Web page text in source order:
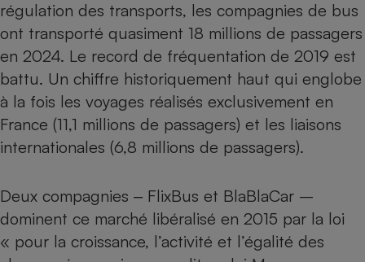
régulation des transports, les compagnies de bus
ont transporté quasiment 18 millions de passagers
en 2024. Le record de fréquentation de 2019 est
battu. Un chiffre historiquement haut qui englobe
à la fois les voyages réalisés exclusivement en
France (11,1 millions de passagers) et les liaisons
internationales (6,8 millions de passagers).
Deux compagnies ‒ FlixBus et BlaBlaCar –
dominent ce marché libéralisé en 2015 par la loi
« pour la croissance, l’activité et l’égalité des
Banque
Lave-linge
Plaque de cuisson à
induction
Téléviseur
Téléphone mobile -
Smartphone
Radiateur électrique
Antimoustique